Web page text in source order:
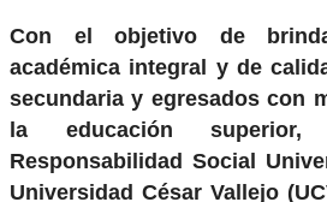
Con el objetivo de
académica integral y de
secundaria y egresados con
la educación
Responsabilidad Social
Universidad César Vallejo